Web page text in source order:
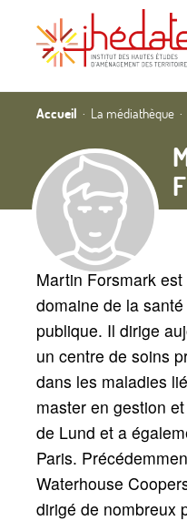
Accueil La médiathèque
Martin Forsmark
domaine de la
publique. Il dirige
un centre de soins
dans les maladies
master en gestion
de Lund et a
Paris.
Waterhouse
dirigé de nombreux